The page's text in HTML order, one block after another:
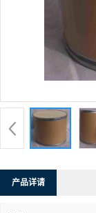
产品详请